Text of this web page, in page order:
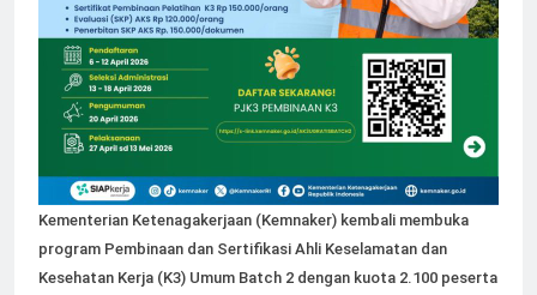
Kementerian Ketenagakerjaan (Kemnaker) kembali membuka
program Pembinaan dan Sertifikasi Ahli Keselamatan dan
Kesehatan Kerja (K3) Umum Batch 2 dengan kuota 2.100 peserta